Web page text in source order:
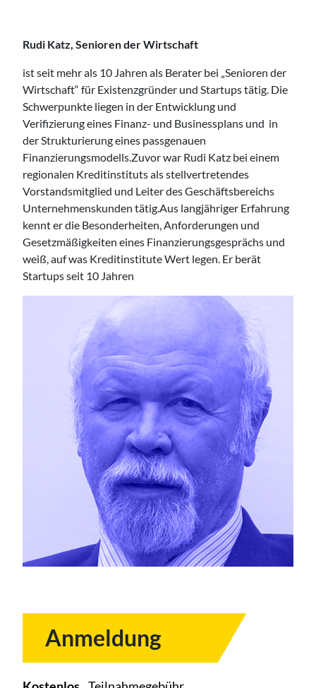
Rudi Katz, Senioren der Wirtschaft
ist seit mehr als 10 Jahren als Berater bei „Senioren der
Wirtschaft“ für Existenzgründer und Startups tätig. Die
Schwerpunkte liegen in der Entwicklung und
Verifizierung eines Finanz- und Businessplans und in
der Strukturierung eines passgenauen
Finanzierungsmodells.Zuvor war Rudi Katz bei einem
regionalen Kreditinstituts als stellvertretendes
Vorstandsmitglied und Leiter des Geschäftsbereichs
Unternehmenskunden tätig.Aus langjähriger Erfahrung
kennt er die Besonderheiten, Anforderungen und
Gesetzmäßigkeiten eines Finanzierungsgesprächs und
weiß, auf was Kreditinstitute Wert legen. Er berät
Startups seit 10 Jahren
Anmeldung